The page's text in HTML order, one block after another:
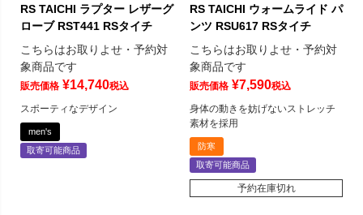
RS TAICHI ラプター レザーグ
ローブ RST441 RSタイチ
こちらはお取りよせ・予約対
象商品です
販売価格 ¥14,740税込
スポーティなデザイン
men's
取寄可能商品
RS TAICHI ウォームライド パ
ンツ RSU617 RSタイチ
こちらはお取りよせ・予約対
象商品です
販売価格 ¥7,590税込
身体の動きを妨げないストレッチ
素材を採用
防寒
取寄可能商品
予約在庫切れ